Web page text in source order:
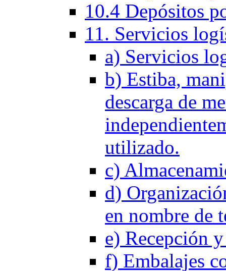
10.4 Depósitos
11. Servicios
a) Servicios
b) Estiba,
descarga de
utilizado.
c)
d)
en nombre de
e) Recepción
f) Embalajes